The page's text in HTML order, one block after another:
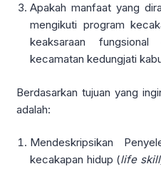
Apakah manfaat yang
mengikuti program
keaksaraan
kecamatan kedungjati
Berdasarkan tujuan yang
adalah:
Mendeskripsikan
kecakapan hidup (life